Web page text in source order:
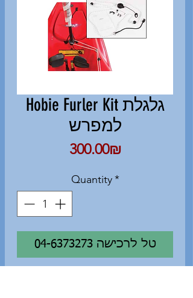
Hobie Furler Kit גלגלת
למפרש
‏300.00 ‏₪Price
Quantity *
04-6373273 טל לרכישה